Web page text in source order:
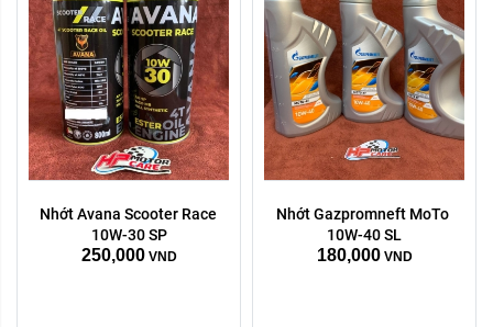
Nhớt Avana Scooter Race
10W-30 SP
250,000 VND
Nhớt Gazpromneft MoTo
10W-40 SL
180,000 VND